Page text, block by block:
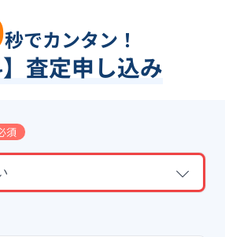
秒でカンタン！
】査定申し込み
須